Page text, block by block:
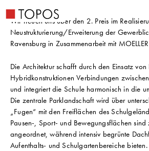
Wir freuen uns über den 2. Preis im
Neustrukturierung/Erweiterung der
Ravensburg in Zusammenarbeit mit
Die Architektur schafft durch den Einsatz
Hybridkonstruktionen Verbindungen
und integriert die Schule harmonisch in die
Die zentrale Parklandschaft wird über
„Fugen“ mit den Freiflächen des
Pausen-, Sport- und Bewegungsflächen
angeordnet, während intensiv begrünte
Aufenthalts- und Schulgartenbereiche bieten.